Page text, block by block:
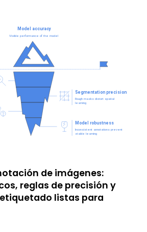
de imágenes:
reglas de precisión y
listas para